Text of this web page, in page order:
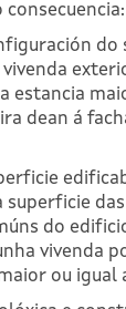
estancia
dean á
superficie
do
vivenda
ou igual